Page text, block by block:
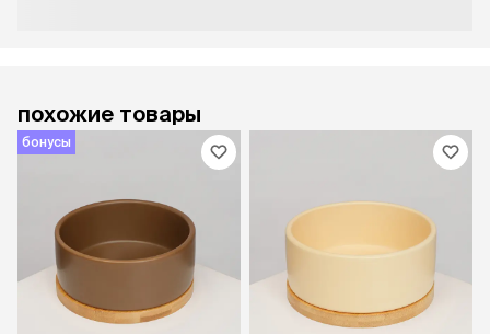
похожие товары
бонусы